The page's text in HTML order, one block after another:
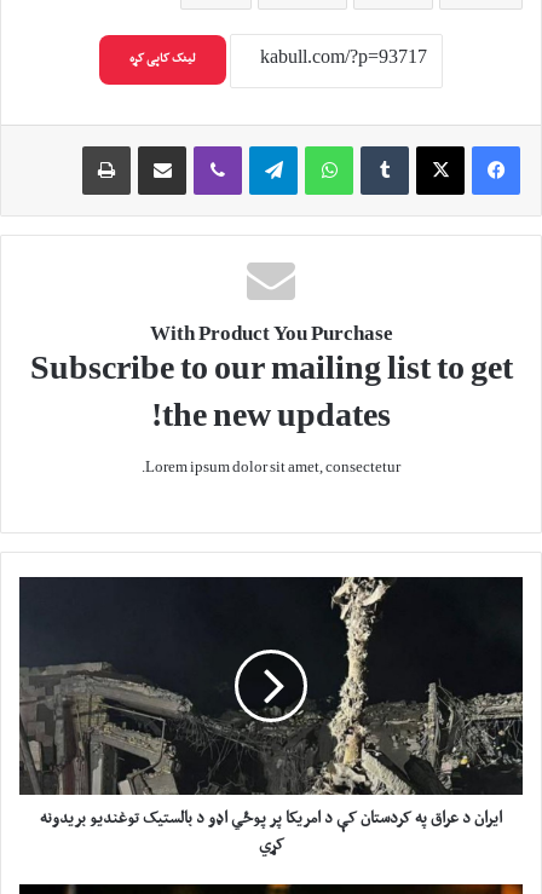
لینک کاپی کړه
Facebook
X
WhatsApp
Telegram
With Product You Purchase
Subscribe to our mailing list to get
the new updates!
Lorem ipsum dolor sit amet, consectetur.
ن
د
ع
ر
ا
ایران د عراق په کردستان کې د امریکا پر پوځي اډو د بالستیک توغندیو بریدونه
کړي